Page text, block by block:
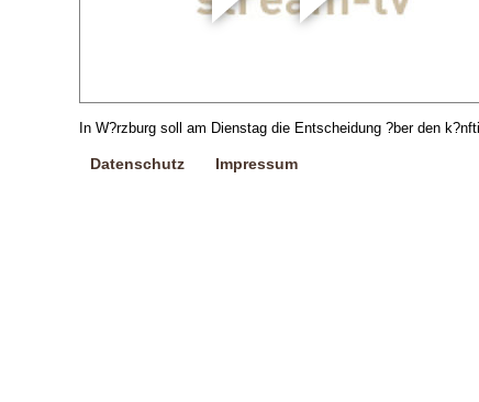
In W?rzburg soll am Dienstag die Entscheidung ?ber den
Datenschutz Impressum